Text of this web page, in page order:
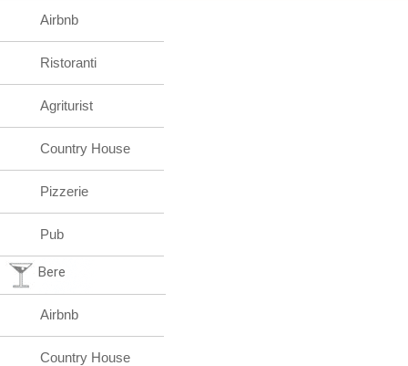
Airbnb
Ristoranti
Agriturist
Country House
Pizzerie
Pub
Bere
Airbnb
Country House